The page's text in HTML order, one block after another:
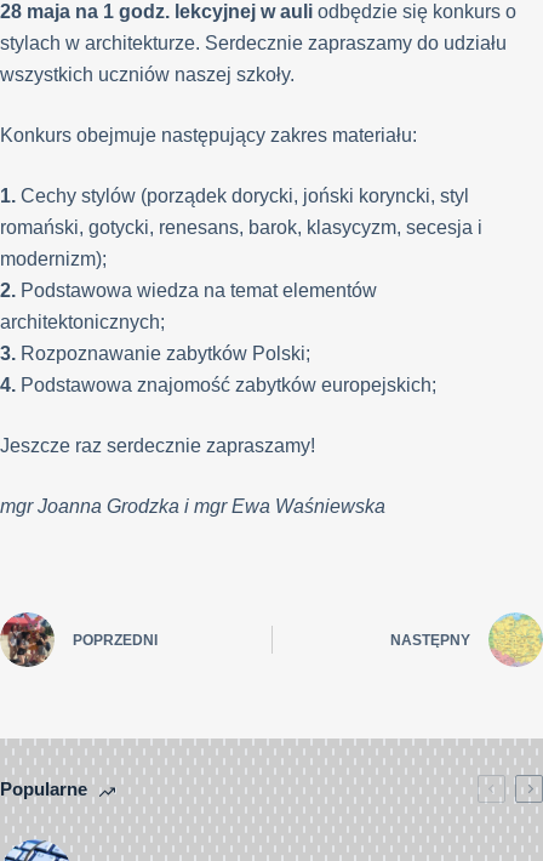
28 maja na 1 godz. lekcyjnej w auli odbędzie się konkurs o
stylach w architekturze. Serdecznie zapraszamy do udziału
wszystkich uczniów naszej szkoły.
Konkurs obejmuje następujący zakres materiału:
1. Cechy stylów (porządek dorycki, joński koryncki, styl
romański, gotycki, renesans, barok, klasycyzm, secesja i
modernizm);
2. Podstawowa wiedza na temat elementów
architektonicznych;
3. Rozpoznawanie zabytków Polski;
4. Podstawowa znajomość zabytków europejskich;
Jeszcze raz serdecznie zapraszamy!
mgr Joanna Grodzka i mgr Ewa Waśniewska
POPRZEDNI NASTĘPNY
Popularne